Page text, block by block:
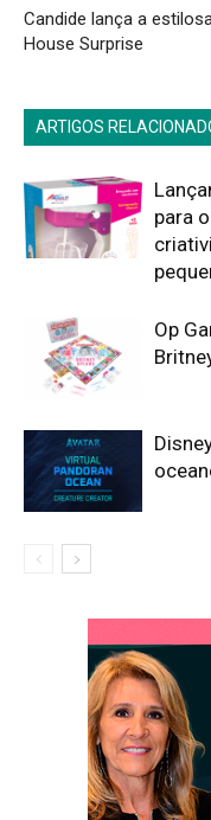
Candide lança a
House Surprise
ARTIGOS
para
Op